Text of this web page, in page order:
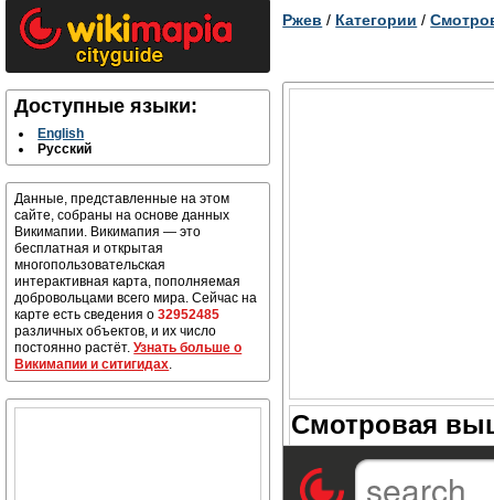
Доступные языки:
English
Русский
Данные, представленные на этом
сайте, собраны на основе данных
Викимапии. Викимапия — это
бесплатная и открытая
многопользовательская
интерактивная карта, пополняемая
добровольцами всего мира. Сейчас на
карте есть сведения о32952485
различных объектов, и их число
постоянно растёт.Узнать больше о
Викимапии и ситигидах.
Ржев / Категории /
Смотровая